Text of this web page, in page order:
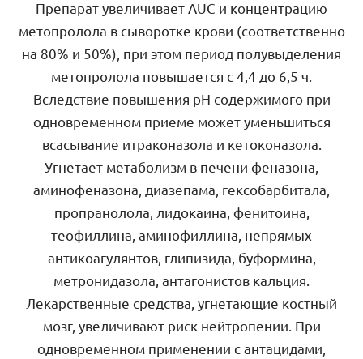
Препарат увеличивает AUC и концентрацию
метопролола в сыворотке крови (соответственно
на 80% и 50%), при этом период полувыделения
метопролола повышается с 4,4 до 6,5 ч.
Вследствие повышения рН содержимого при
одновременном приеме может уменьшиться
всасывание итраконазола и кетоконазола.
Угнетает метаболизм в печени феназона,
аминофеназона, диазепама, гексобарбитала,
пропранолола, лидокаина, фенитоина,
теофиллина, аминофиллина, непрямых
антикоагулянтов, глипизида, буформина,
метронидазола, антагонистов кальция.
Лекарственные средства, угнетающие костный
мозг, увеличивают риск нейтропении. При
одновременном применении с антацидами,